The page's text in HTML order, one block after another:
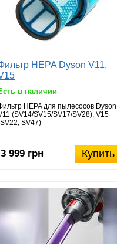
HEPA Dyson V11,
в наличии
HEPA для пылесосов Dyson
(SV14/SV15/SV17/SV28), V15
SV47)
Купить
3 999 грн